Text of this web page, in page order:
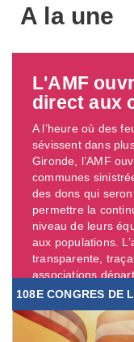
A la une
L'AMF
direct aux
A l’heure où des
sévissent dans
Gironde, l’AMF
communes
des dons qui
permettre la
niveau de leurs
aux populations.
transparente,
associations
108E CONGRES DE